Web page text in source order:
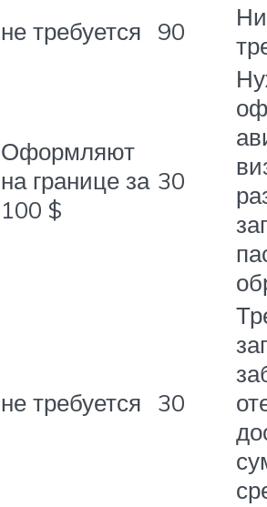
не требуется 90
Оформляют
на границе за
100 $
30
не требуется 30